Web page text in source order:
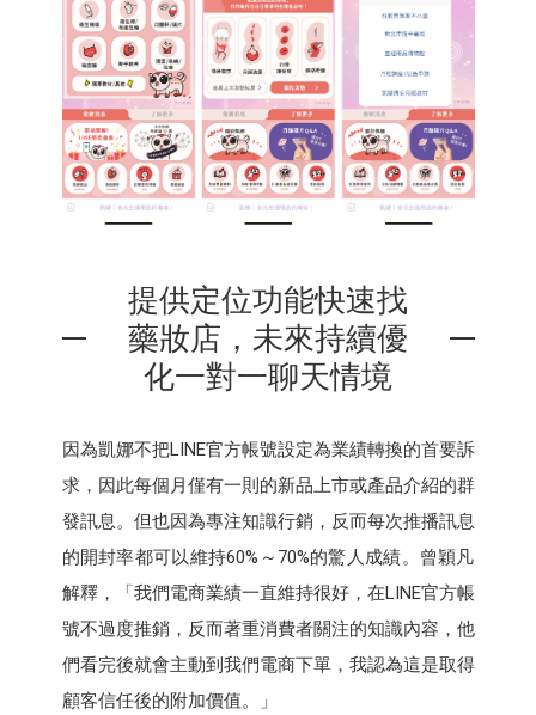
提供定位功能快速找
藥妝店，未來持續優
化一對一聊天情境
因為凱娜不把LINE官方帳號設定為業績轉換的首要訴
求，因此每個月僅有一則的新品上市或產品介紹的群
發訊息。但也因為專注知識行銷，反而每次推播訊息
的開封率都可以維持60%～70%的驚人成績。曾穎凡
解釋，「我們電商業績一直維持很好，在LINE官方帳
號不過度推銷，反而著重消費者關注的知識內容，他
們看完後就會主動到我們電商下單，我認為這是取得
顧客信任後的附加價值。」